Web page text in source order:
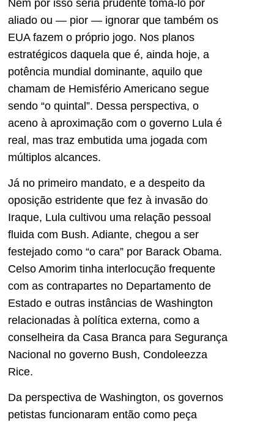
Nem por isso seria prudente tomá-lo por
aliado ou — pior — ignorar que também os
EUA fazem o próprio jogo. Nos planos
estratégicos daquela que é, ainda hoje, a
potência mundial dominante, aquilo que
chamam de Hemisfério Americano segue
sendo “o quintal”. Dessa perspectiva, o
aceno à aproximação com o governo Lula é
real, mas traz embutida uma jogada com
múltiplos alcances.
Já no primeiro mandato, e a despeito da
oposição estridente que fez à invasão do
Iraque, Lula cultivou uma relação pessoal
fluida com Bush. Adiante, chegou a ser
festejado como “o cara” por Barack Obama.
Celso Amorim tinha interlocução frequente
com as contrapartes no Departamento de
Estado e outras instâncias de Washington
relacionadas à política externa, como a
conselheira da Casa Branca para Segurança
Nacional no governo Bush, Condoleezza
Rice.
Da perspectiva de Washington, os governos
petistas funcionaram então como peça